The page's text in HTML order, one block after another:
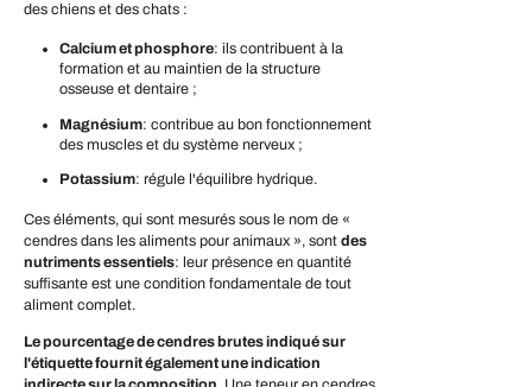
des chiens et des chats :
Calcium et phosphore: ils contribuent à la
formation et au maintien de la structure
osseuse et dentaire ;
Magnésium: contribue au bon fonctionnement
des muscles et du système nerveux ;
Potassium: régule l'équilibre hydrique.
Ces éléments, qui sont mesurés sous le nom de «
cendres dans les aliments pour animaux », sont des
nutriments essentiels: leur présence en quantité
suffisante est une condition fondamentale de tout
aliment complet.
Le pourcentage de cendres brutes indiqué sur
l'étiquette fournit également une indication